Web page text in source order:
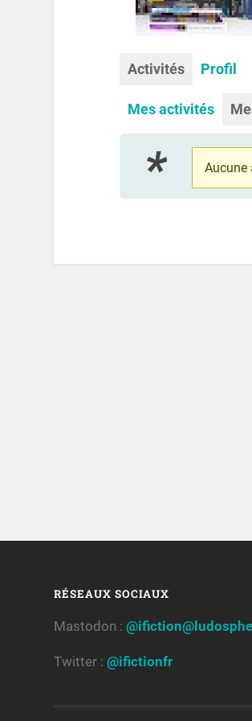
Activités Profil
Mes activités
Aucune
RÉSEAUX SOCIAUX
Mastodon :
Twitter :@ifictionfr